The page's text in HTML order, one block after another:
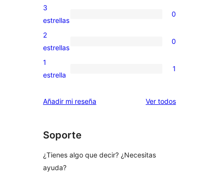
valoración
de
0
valoraciones
de
3
estrellas
0
0
valoraciones
de
estrellas
2
estrellas
0
1
de
1
estrella
1
Añadir mi reseña Ver todoslos
Soporte
¿Tienes algo que decir? ¿Necesitas
ayuda?